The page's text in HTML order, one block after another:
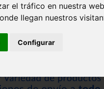
el tráfico en nuestra
llegan nuestros
Configurar